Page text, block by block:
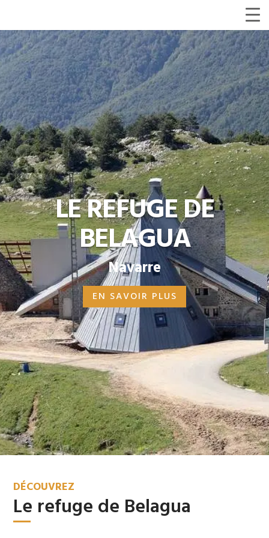
LE REFUGE DE
BELAGUA
Navarre
EN SAVOIR PLUS
DÉCOUVREZ
Le refuge de Belagua